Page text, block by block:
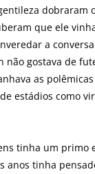
dobraram
que ele
a
não gostava de
as
estádios como
tinha um primo
anos tinha